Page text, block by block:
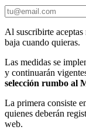
Al suscribirte aceptas
baja cuando quieras.
Las medidas se
y continuarán
selección rumbo al
La primera consiste
quienes deberán
web.